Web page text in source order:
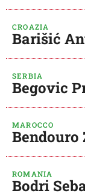
CROAZIA
Barišić
SERBIA
Begovic
MAROCCO
Bendouro
ROMANIA
Bodri